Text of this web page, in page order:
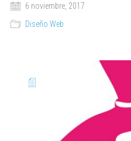
6 noviembre, 2017
Diseño Web